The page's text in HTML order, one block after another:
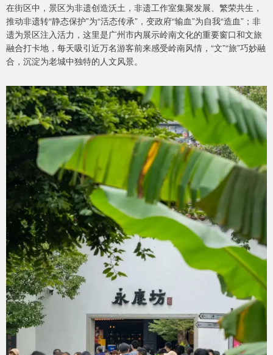
在街区中，景区为非遗创造沃土，非遗工作室集聚发展、繁荣共生，
推动非遗转“静态保护”为“活态传承”，变政府“输血”为自我“造血”；非
遗为景区注入活力，这里是广州市内展示岭南文化的重要窗口和文旅
融合打卡地，每天吸引近万名游客前来感受岭南风情，“文”“旅”巧妙融
合，沉淀为老城中独特的人文风景。